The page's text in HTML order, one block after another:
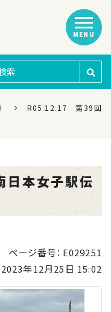
MENU
R05.12.17 第39回
本女子駅伝
ページ番号：E029251
2023年12月25日 15:02